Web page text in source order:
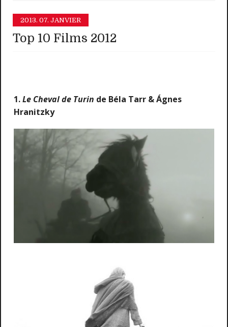
2013. 07. JANVIER
Top 10 Films 2012
1.Le Cheval de Turin de Béla Tarr & Ágnes
Hranitzky